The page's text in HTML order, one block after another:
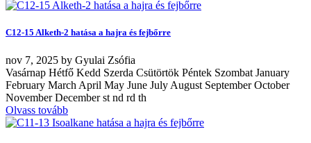
C12-15 Alketh-2 hatása a hajra és fejbőrre
nov 7, 2025 by Gyulai Zsófia
Vasárnap Hétfő Kedd Szerda Csütörtök Péntek Szombat January
February March April May June July August September October
November December st nd rd th
Olvass tovább